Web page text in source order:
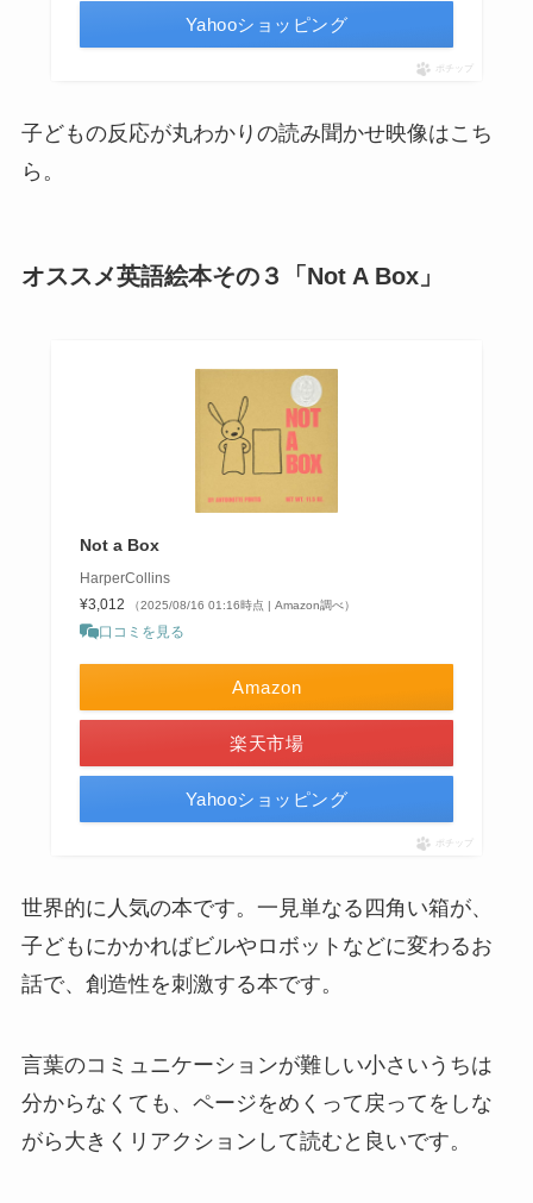
Yahooショッピング
ポチップ
子どもの反応が丸わかりの読み聞かせ映像はこち
ら。
オススメ英語絵本その３「Not A Box」
Not a Box
HarperCollins
¥3,012
（2025/08/16 01:16時点 | Amazon調べ）
口コミを見る
Amazon
楽天市場
Yahooショッピング
ポチップ
世界的に人気の本です。一見単なる四角い箱が、
子どもにかかればビルやロボットなどに変わるお
話で、創造性を刺激する本です。
言葉のコミュニケーションが難しい小さいうちは
分からなくても、ページをめくって戻ってをしな
がら大きくリアクションして読むと良いです。